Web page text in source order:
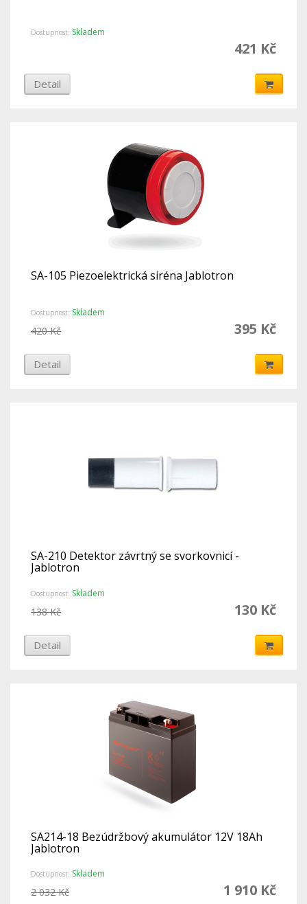
Dostupnost: Skladem
421 Kč
Detail
SA-105 Piezoelektrická siréna Jablotron
Dostupnost: Skladem
395 Kč
420 Kč
Detail
SA-210 Detektor závrtný se svorkovnicí -
Jablotron
Dostupnost: Skladem
130 Kč
138 Kč
Detail
SA214-18 Bezúdržbový akumulátor 12V 18Ah
Jablotron
Dostupnost: Skladem
1 910 Kč
2 032 Kč